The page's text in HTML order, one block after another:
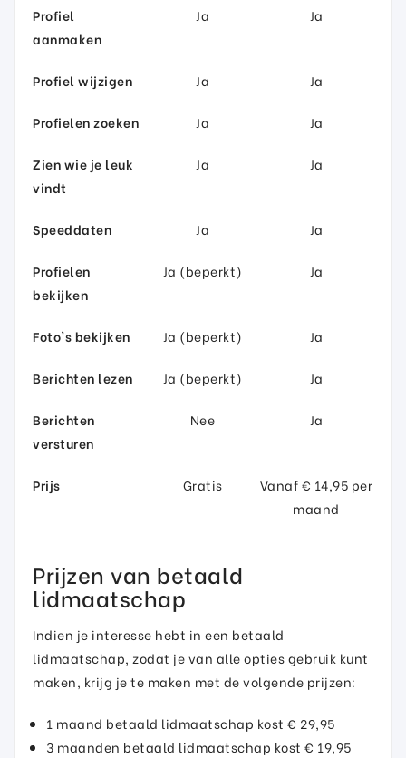
Profiel
aanmaken
Ja Ja
Profiel wijzigen Ja Ja
Profielen zoeken Ja Ja
Zien wie je leuk
vindt
Ja Ja
Speeddaten Ja Ja
Profielen
bekijken
Ja (beperkt) Ja
Foto's bekijken Ja (beperkt) Ja
Berichten lezen Ja (beperkt) Ja
Berichten
versturen
Nee Ja
Prijs Gratis
Vanaf € 14,95 per
maand
Prijzen van betaald
lidmaatschap
Indien je interesse hebt in een betaald
lidmaatschap, zodat je van alle opties gebruik kunt
maken, krijg je te maken met de volgende prijzen:
1 maand betaald lidmaatschap kost € 29,95
3 maanden betaald lidmaatschap kost € 19,95